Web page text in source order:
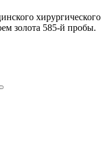
хирургического
золота 585-й пробы.